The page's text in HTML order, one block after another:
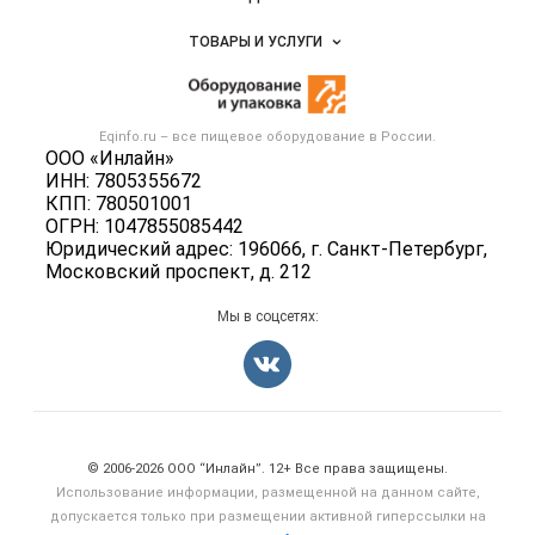
Eqinfo.ru – все пищевое оборудование в России.
ООО «Инлайн»
ИНН: 7805355672
КПП: 780501001
ОГРН: 1047855085442
Юридический адрес: 196066, г. Санкт-Петербург,
Московский проспект, д. 212
Размещение рекламы
Публичная оферта
Контактная информация
Политика обработки персональных данных
Объявления
Вакансии
Блог
ТОВАРЫ И УСЛУГИ
Оборудование для пищепрома
Тара и упаковка
Б/у оборудование
Информация о компаниях
Добавить объявление
Карта объявлений
Мы в соцсетях:
© 2006‑2026 ООО “Инлайн”. 12+ Все права защищены.
Использование информации, размещенной на данном сайте,
допускается только при размещении активной гиперссылки на